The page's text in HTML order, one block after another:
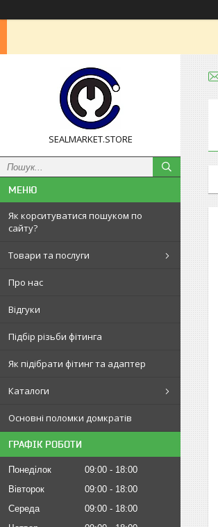
SEALMARKET.STORE
Як корситуватися пошуком по
сайту?
Товари та послуги
Про нас
Відгуки
Підбір різьби фітинга
Як підібрати фітинг та адаптер
Каталоги
Основні поломки домкратів
ГРАФІК РОБОТИ
Понеділок 09:00
18:00
Вівторок
09:00
18:00
Середа
09:00
18:00